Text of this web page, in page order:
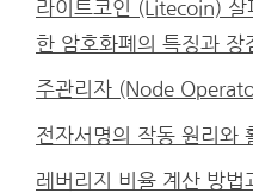
라이트코인 (Litecoin) 살
한 암호화폐의 특징과 장
주관리자 (Node
전자서명의 작동 원리와
레버리지 비율 계산 방법